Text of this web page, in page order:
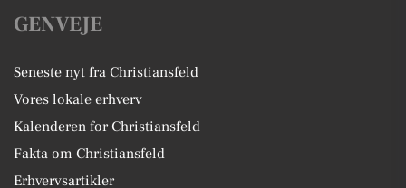
GENVEJE
Seneste nyt fra Christiansfeld
Vores lokale erhverv
Kalenderen for Christiansfeld
Fakta om Christiansfeld
Erhvervsartikler